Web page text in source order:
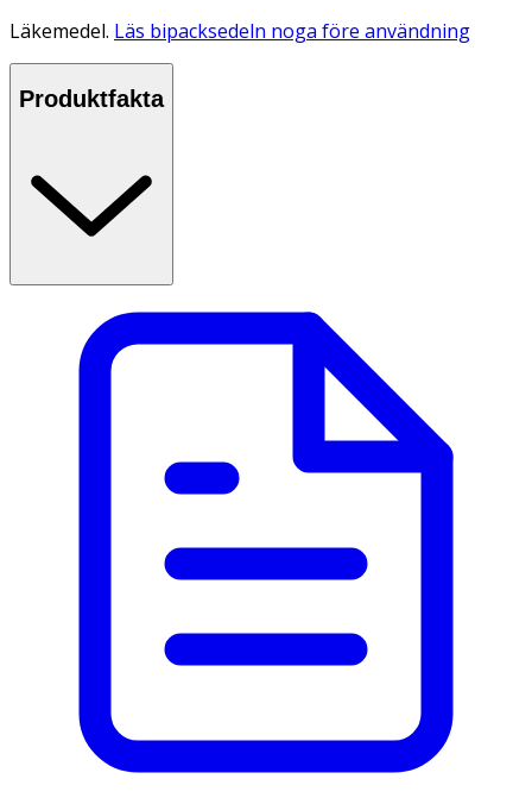
Läkemedel. Läs bipacksedeln noga före användning
Produktfakta